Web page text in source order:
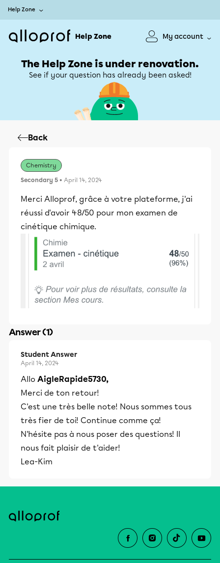
Help Zone
Help Zone My account
The Help Zone is under renovation.
See if your question has already been asked!
Back
Chemistry
Secondary 5 • April 14, 2024
Merci Alloprof, grâce à votre plateforme, j'ai
réussi d'avoir 48/50 pour mon examen de
cinétique chimique.
Answer (1)
Student Answer
April 14, 2024
Allo AigleRapide5730,
Merci de ton retour!
C'est une très belle note! Nous sommes tous
très fier de toi! Continue comme ça!
N'hésite pas à nous poser des questions! Il
nous fait plaisir de t'aider!
Lea-Kim